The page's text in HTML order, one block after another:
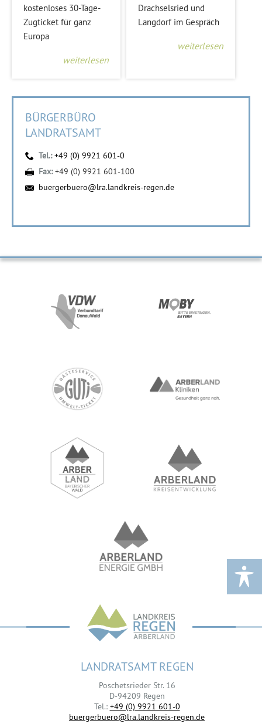
kostenloses 30-Tage-
Zugticket für ganz
Europa
weiterlesen
Drachselsried und
Langdorf im Gespräch
weiterlesen
BÜRGERBÜRO
LANDRATSAMT
Tel.:+49 (0) 9921 601-0
Fax:+49 (0) 9921 601-100
buergerbuero@lra.landkreis-regen.de
LANDRATSAMT REGEN
Poschetsrieder Str. 16
D-94209 Regen
Tel.: +49 (0) 9921 601-0
buergerbuero@lra.landkreis-regen.de